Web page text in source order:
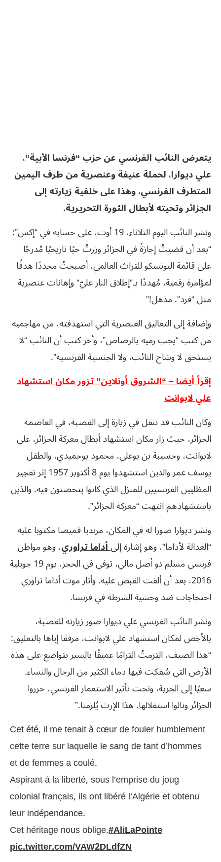
يتعرض النائب الفرنسي عن حزب “فرنسا الأبية”،
علي ديوارا، لحملة عنيفة وعنصرية من طرف اليمين
المتطرف الفرنسي، وهذا على خلفية زيارته إلى
الجزائر وتحيته لأبطال الثورة التحريرية.
ونشر النائب اليوم الثلاثاء، 19 أوت، على حسابه في “إكس”:
“بعد أن قضيتُ إجازةً في الجزائر وزرتُ حيًا تاريخيًا مُدرجًا
على قائمة اليونسكو للتراث العالمي، أصبحتُ مجددًا هدفًا
لمؤامرة رقمية، مُهددًا بـ”إطلاق النار عليّ” وإهانات عنصرية
مثل “قرد”. مذهل!”
وإضافة إلى التعاليق العنصرية التي استهدفته، من مهاجميه
من كتب “يجب رميه بالرصاص”، وأخر كتب أن النائب “لا
يستحق لا وشاح النائب، ولا الجنسية الفرنسية”.
إقرأ أيضا – “الشروق أونلاين” تزور مكان استشهاد
علي لابوانت
وكان النائب قد تنقل في زيارة إلى القصبة، في العاصمة
الجزائر، حيث زار مكان استشهاد أبطال معركة الجزائر، علي
لابوانت، وحسيبة بن بوعلي، محمود بوحميدي، والطفل
يوسف عمر والذين استشهدوا يوم 8 أكتوبر 1957 إثر تفجير
المظليين الفرنسيين للمنزل الذي كانوا يتحصنون فيه. والذين
باستشهادهم انتهت “معركة الجزائر”.
ونشر ديوارا صورا له في المكان، مرتديا قميصا مكتوبا عليه
“العدالة لأداما”، وهو إشارة إلىأداما تراوري، وهو مواطن
فرنسي مسلم ذو أصل مالي، توفي في الحجز، يوم 19 جويلية
2016، بعد أن ألقت القبض عليه. وأثار موت أداما تراوري
احتجاجات ضد وحشية الشرطة في فرنسا.
ونشر النائب الفرنسي علي ديوارا صور زيارته للقصبة،
بالأخص لمكان استشهاد علي لابوانت، مرفقا إياها بالتعليق:
“هذا الصيف، التزمتُ التزامًا عميقًا بالسير بتواضع على هذه
الأرض التي سُفكت فيها دماء الكثير من الرجال والنساء.
سعيًا إلى الحرية، وتحت تأثير الاستعمار الفرنسي، حرروا
الجزائر ونالوا استقلالها. هذا الإرث يُلزمنا.”
Cet été, il me tenait à cœur de fouler humblement
cette terre sur laquelle le sang de tant d’hommes
et de femmes a coulé.
Aspirant à la liberté, sous l’emprise du joug
colonial français, ils ont libéré l’Algérie et obtenu
leur indépendance.
Cet héritage nous oblige.#AliLaPointe
pic.twitter.com/VAW2DLdfZN